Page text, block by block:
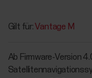
Gilt für: Vantage M
Ab Firmware-Version